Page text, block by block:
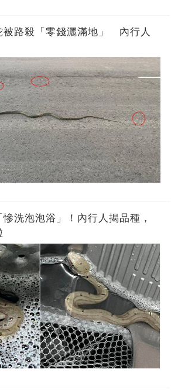
被路殺「零錢灑滿地」 內行人
洗泡泡浴」！內行人揭品種，